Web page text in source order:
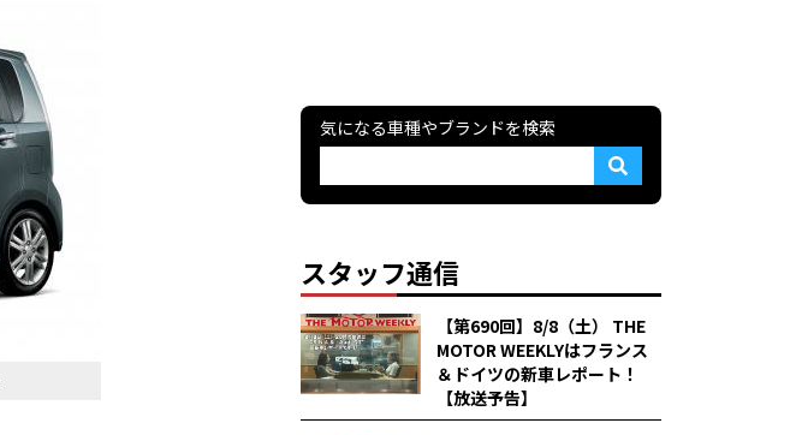
気になる車種やブランドを検索
スタッフ通信
【第690回】8/8（土） THE
MOTOR WEEKLYはフランス
＆ドイツの新車レポート！
【放送予告】